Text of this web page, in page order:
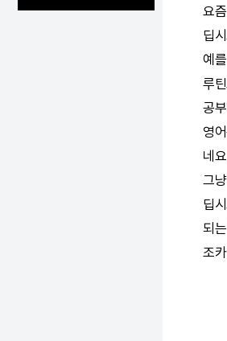
요
딥
예
루
공
영
네
그
딥
되
조